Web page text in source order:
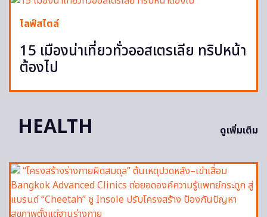
ไลฟ์สไตล์
15 เมืองน่าเที่ยวทั่วออสเตรเลีย ทริปหน้า
ต้องไป
HEALTH ดูเพิ่มเติม